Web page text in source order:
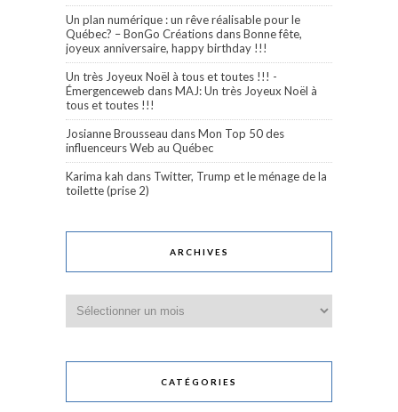
Un plan numérique : un rêve réalisable pour le
Québec? – BonGo CréationsdansBonne fête,
joyeux anniversaire, happy birthday !!!
Un très Joyeux Noël à tous et toutes !!! -
Émergenceweb dansMAJ: Un très Joyeux Noël à
tous et toutes !!!
Josianne Brousseau dansMon Top 50 des
influenceurs Web au Québec
Karima kah dans Twitter, Trump et le ménage de la
toilette (prise 2)
ARCHIVES
CATÉGORIES